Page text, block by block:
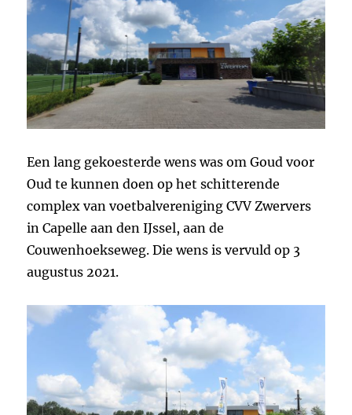
Een lang gekoesterde wens was om Goud voor
Oud te kunnen doen op het schitterende
complex van voetbalvereniging CVV Zwervers
in Capelle aan den IJssel, aan de
Couwenhoekseweg. Die wens is vervuld op 3
augustus 2021.